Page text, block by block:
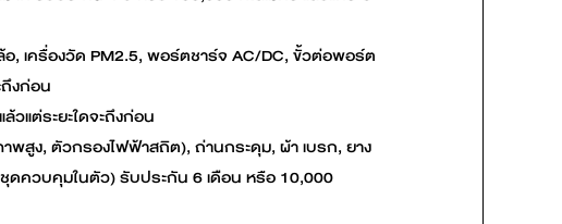
, เครื่องวัด PM2.5, พอร์ตชาร์จ AC/DC, ขั้วต่อพอร์ต
งก่อน
แต่ระยะใดจะถึงก่อน
พสูง, ตัวกรองไฟฟ้าสถิต), ถ่านกระดุม, ผ้า เบรก, ยาง
ดควบคุมในตัว) รับประกัน 6 เดือน หรือ 10,000